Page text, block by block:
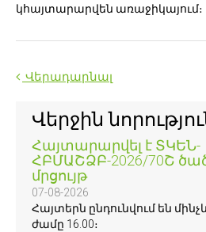
կհայտարարվեն առաջիկայում։
Վերադարնալ
Վերջին
Հայտարարվել է ՏԿԵՆ-
ՀԲՄԱՇՁԲ-2026/70Շ
մրցույթ
07-08-2026
Հայտերն ընդունվում են
ժամը 16.00։